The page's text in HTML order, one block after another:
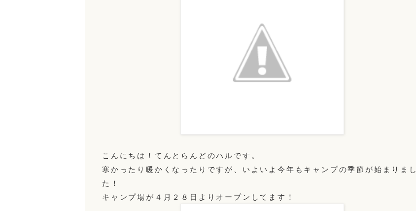
こんにちは！てんとらんどのハルです。
寒かったり暖かくなったりですが、いよいよ今年もキャンプの季節が始まりまし
た！
キャンプ場が４月２８日よりオープンしてます！